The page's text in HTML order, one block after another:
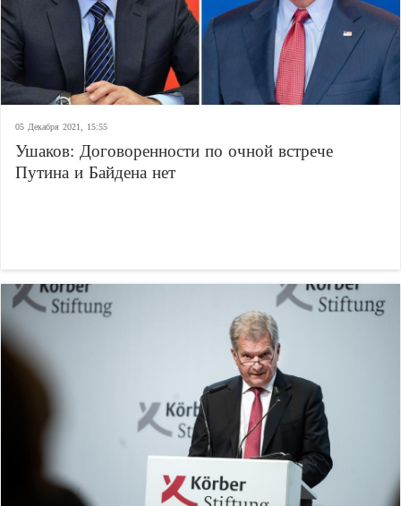
05 Декабря 2021, 15:55
Ушаков: Договоренности по очной встрече
Путина и Байдена нет